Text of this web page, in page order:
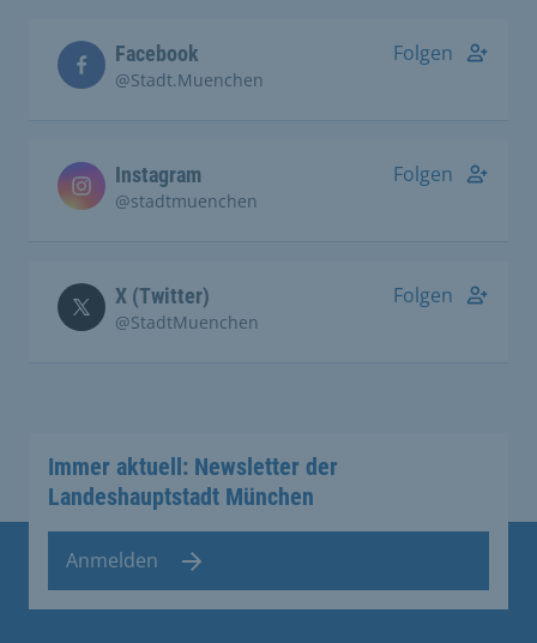
Facebook
@Stadt.Muenchen
Folgen
Instagram
@stadtmuenchen
Folgen
X (Twitter)
@StadtMuenchen
Folgen
Immer aktuell: Newsletter der
Landeshauptstadt München
Anmelden